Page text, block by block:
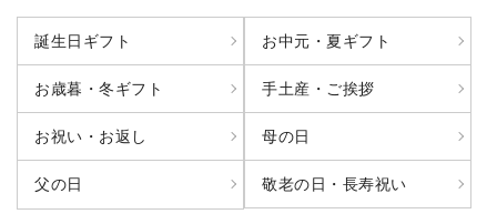
誕生日ギフト お中元・夏ギフト
お歳暮・冬ギフト 手土産・ご挨拶
お祝い・お返し 母の日
父の日 敬老の日・長寿祝い